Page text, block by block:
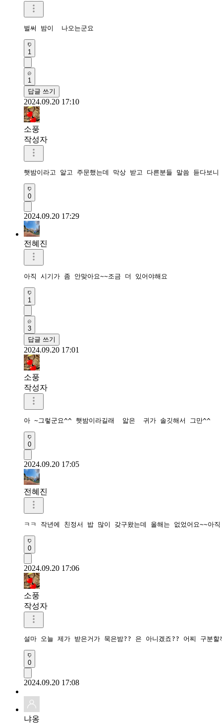
벌써 밤이  나오는군요
1
1
답글 쓰기
2024.09.20 17:10
소풍
작성자
햇밤이라고 알고 주문했는데 막상 받고 다른분들 말씀 듣다보
0
2024.09.20 17:29
전혜진
아직 시기가 좀 안맞아요~~조금 더 있어야해요
1
3
답글 쓰기
2024.09.20 17:01
소풍
작성자
아 ~그렇군요^^ 햇밤이라길래  앏은  귀가 솔깃해서 그만^^
0
2024.09.20 17:05
전혜진
ㅋㅋ 작년에 친정서 밥 많이 갖구왔는데 올해는 없었어요~~아
0
2024.09.20 17:06
소풍
작성자
설마 오늘 제가 받은거가 묵은밤?? 은 아니겠죠?? 어찌 구분할까
0
2024.09.20 17:08
냐옹